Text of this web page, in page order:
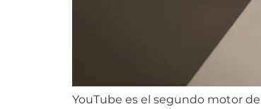
YouTube es el segundo motor